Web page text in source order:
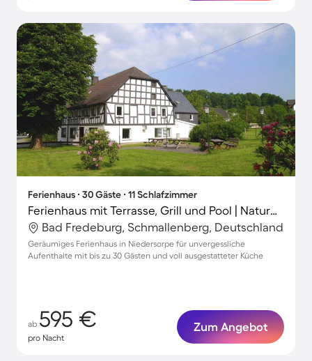
Ferienhaus ∙ 30 Gäste ∙ 11 Schlafzimmer
Ferienhaus mit Terrasse, Grill und Pool | Naturblick
Bad Fredeburg, Schmallenberg, Deutschland
Geräumiges Ferienhaus in Niedersorpe für unvergessliche
Aufenthalte mit bis zu 30 Gästen und voll ausgestatteter Küche
ab 595 €
pro Nacht
Zum Angebot